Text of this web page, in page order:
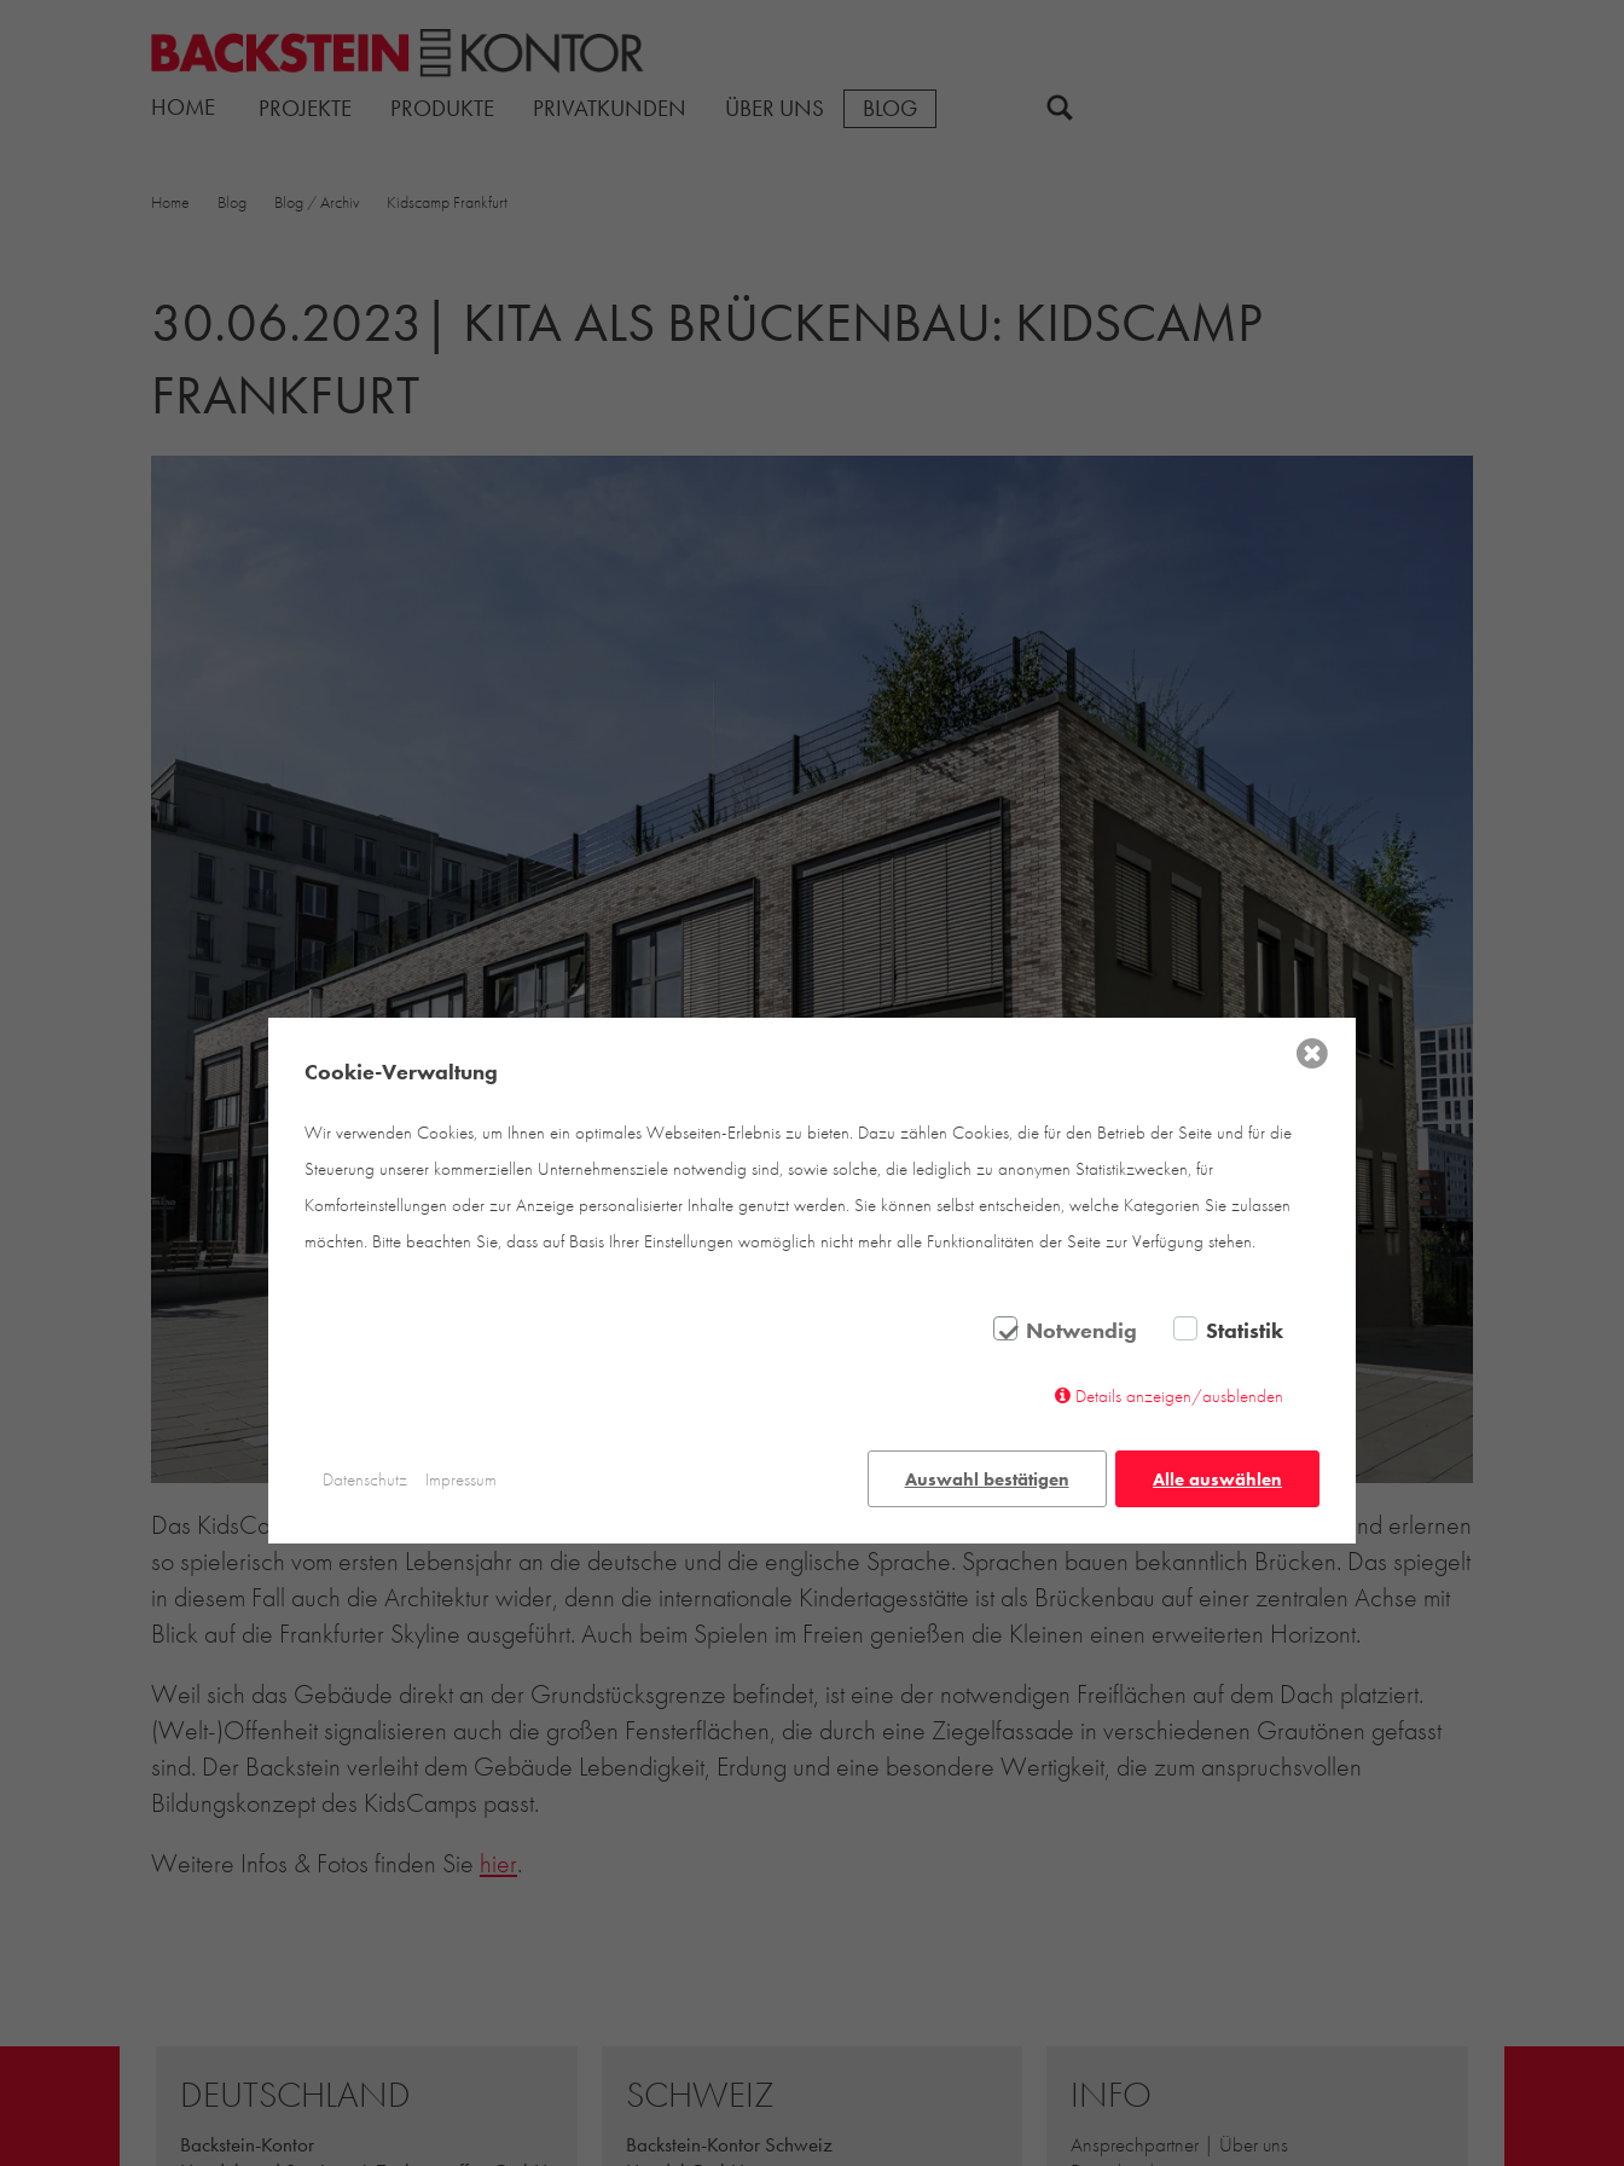
HOME PROJEKTE PRODUKTE PRIVATKUNDEN ÜBER UNS BLOG
Home Blog Blog / Archiv Kidscamp Frankfurt
30.06.2023| KITA ALS BRÜCKENBAU: KIDSCAMP
FRANKFURT
Das KidsCamp am Frankfurter Tel-Aviv-Platz ist in vieler Hinsicht etwas Besonderes: Die Kinder werden bilingual betreut und erlernen
so spielerisch vom ersten Lebensjahr an die deutsche und die englische Sprache. Sprachen bauen bekanntlich Brücken. Das spiegelt
in diesem Fall auch die Architektur wider, denn die internationale Kindertagesstätte ist als Brückenbau auf einer zentralen Achse mit
Blick auf die Frankfurter Skyline ausgeführt. Auch beim Spielen im Freien genießen die Kleinen einen erweiterten Horizont.
Weil sich das Gebäude direkt an der Grundstücksgrenze befindet, ist eine der notwendigen Freiflächen auf dem Dach platziert.
(Welt-)Offenheit signalisieren auch die großen Fensterflächen, die durch eine Ziegelfassade in verschiedenen Grautönen gefasst
sind. Der Backstein verleiht dem Gebäude Lebendigkeit, Erdung und eine besondere Wertigkeit, die zum anspruchsvollen
Bildungskonzept des KidsCamps passt.
Weitere Infos & Fotos finden Sie hier.
DEUTSCHLAND
Backstein-Kontor
SCHWEIZ
Backstein-Kontor Schweiz
INFO
Ansprechpartner | Über uns
Cookie-Verwaltung
Wir verwenden Cookies, um Ihnen ein optimales Webseiten-Erlebnis zu bieten. Dazu zählen Cookies, die für den Betrieb der Seite und für die
Steuerung unserer kommerziellen Unternehmensziele notwendig sind, sowie solche, die lediglich zu anonymen Statistikzwecken, für
Komforteinstellungen oder zur Anzeige personalisierter Inhalte genutzt werden. Sie können selbst entscheiden, welche Kategorien Sie zulassen
möchten. Bitte beachten Sie, dass auf Basis Ihrer Einstellungen womöglich nicht mehr alle Funktionalitäten der Seite zur Verfügung stehen.
Notwendig Statistik
Details anzeigen/ausblenden
Auswahl bestätigen Alle auswählen
Datenschutz Impressum